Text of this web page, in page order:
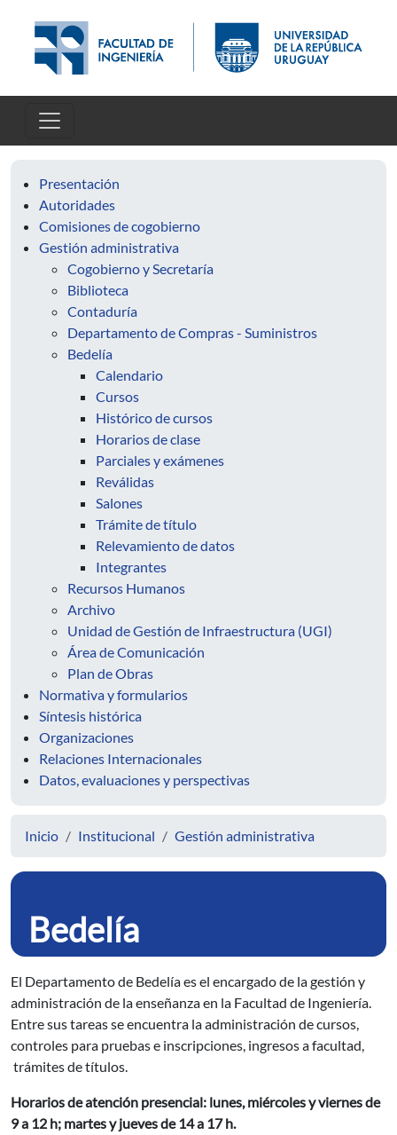
Presentación
Autoridades
Comisiones de cogobierno
Gestión administrativa
Cogobierno y Secretaría
Biblioteca
Contaduría
Departamento de Compras - Suministros
Bedelía
Calendario
Cursos
Histórico de cursos
Horarios de clase
Parciales y exámenes
Reválidas
Salones
Trámite de título
Relevamiento de datos
Integrantes
Recursos Humanos
Archivo
Unidad de Gestión de Infraestructura (UGI)
Área de Comunicación
Plan de Obras
Normativa y formularios
Síntesis histórica
Organizaciones
Relaciones Internacionales
Datos, evaluaciones y perspectivas
Inicio Institucional Gestión administrativa
Bedelía
El Departamento de Bedelía es el encargado de la gestión y
administración de la enseñanza en la Facultad de Ingeniería.
Entre sus tareas se encuentra la administración de cursos,
controles para pruebas e inscripciones, ingresos a facultad,
trámites de títulos.
Horarios de atención presencial: lunes, miércoles y viernes de
9 a 12 h; martes y jueves de 14 a 17 h.